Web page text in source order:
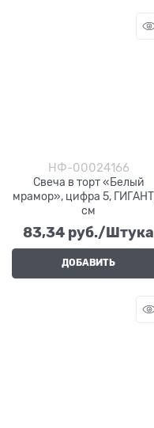
НФ-00024166
Свеча в торт «Белый
мрамор», цифра 5,
см
83,34 руб./Штука
ДОБАВИТЬ